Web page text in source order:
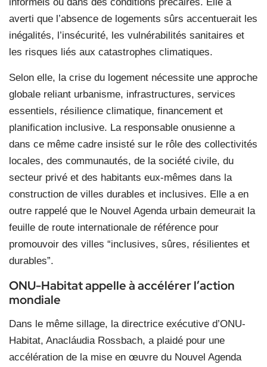
averti que l’absence de logements sûrs accentuerait les
inégalités, l’insécurité, les vulnérabilités sanitaires et
les risques liés aux catastrophes climatiques.
Selon elle, la crise du logement nécessite une approche
globale reliant urbanisme, infrastructures, services
essentiels, résilience climatique, financement et
planification inclusive. La responsable onusienne a
dans ce même cadre insisté sur le rôle des collectivités
locales, des communautés, de la société civile, du
secteur privé et des habitants eux-mêmes dans la
construction de villes durables et inclusives. Elle a en
outre rappelé que le Nouvel Agenda urbain demeurait la
feuille de route internationale de référence pour
promouvoir des villes “inclusives, sûres, résilientes et
durables”.
ONU-Habitat appelle à accélérer l’action
mondiale
Dans le même sillage, la directrice exécutive d’ONU-
Habitat, Anacláudia Rossbach, a plaidé pour une
accélération de la mise en œuvre du Nouvel Agenda